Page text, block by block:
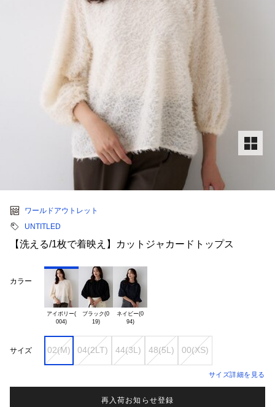
ワールドアウトレット
UNTITLED
【洗える/1枚で着映え】カットジャカードトップス
カラー
アイボリー(
ブラック(0
19)
ネイビー(0
94)
サイズ 02(M) 04(2LT) 44(3L) 48(5L) 00(XS)
サイズ詳細を見る
再入荷お知らせ登録